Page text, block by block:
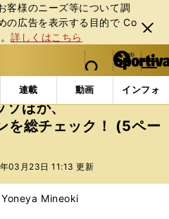
客様のニーズ等について調
の広告を表⽰する⽬的で Co
詳しくはこちら
閉じ
る
web Sportiva (webスポルティーバ)
検索
マイペ
ー
ジ
メニュ
連載 動画 インフォ
モーター F1 ホンダを喜ぶ
ソほか、
を総チェック！ (5ペー
03月23日 11:13 更新
Mineoki